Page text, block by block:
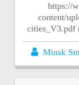
https://
content/
cities_V3.pdf
Minsk